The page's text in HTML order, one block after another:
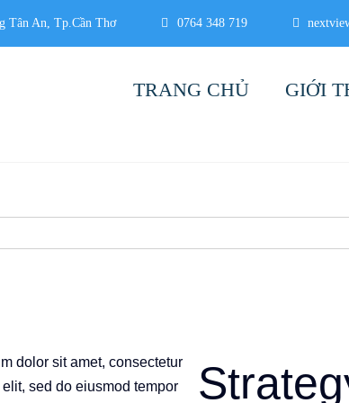
Tân An, Tp.Cần Thơ 0764 348 719
TRANG CHỦ GIỚI
dolor sit amet, consectetur
sed do eiusmod tempor